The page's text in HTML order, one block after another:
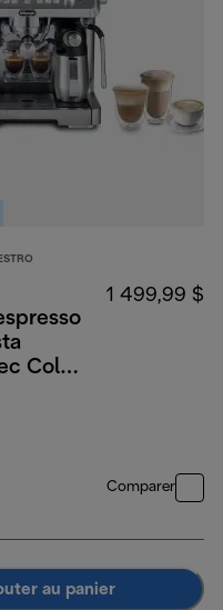
Cold
1 499,99 $
Comparer
au panier